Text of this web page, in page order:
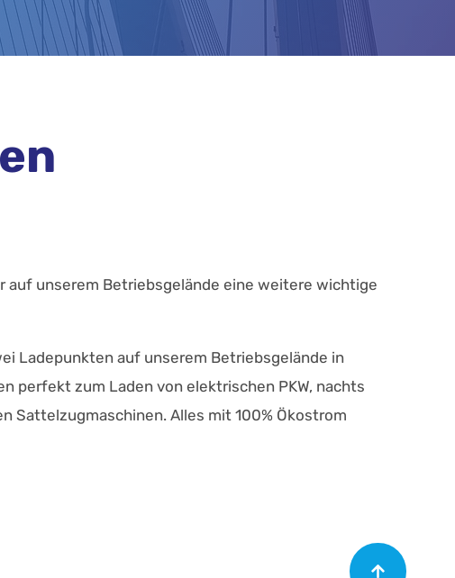
auf unserem Betriebsgelände eine weitere wichtige
Ladepunkten auf unserem Betriebsgelände in
perfekt zum Laden von elektrischen PKW, nachts
Sattelzugmaschinen. Alles mit 100% Ökostrom